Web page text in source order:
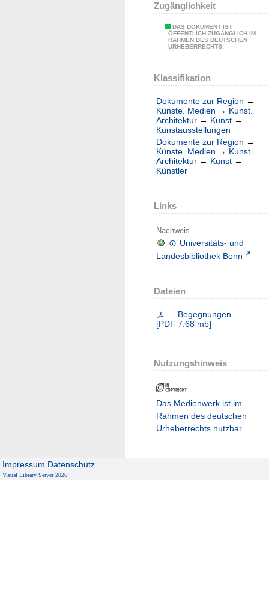
Zugänglichkeit
DAS DOKUMENT IST
ÖFFENTLICH ZUGÄNGLICH IM
RAHMEN DES DEUTSCHEN
URHEBERRECHTS.
Klassifikation
Dokumente zur Region →
Künste. Medien → Kunst.
Architektur → Kunst →
Kunstausstellungen
Dokumente zur Region →
Künste. Medien → Kunst.
Architektur → Kunst →
Künstler
Links
Nachweis
Universitäts- und
Landesbibliothek Bonn
Dateien
....Begegnungen...
[PDF 7.68 mb]
Nutzungshinweis
Das Medienwerk ist im
Rahmen des deutschen
Urheberrechts nutzbar.
Impressum Datenschutz
Visual Library Server 2026